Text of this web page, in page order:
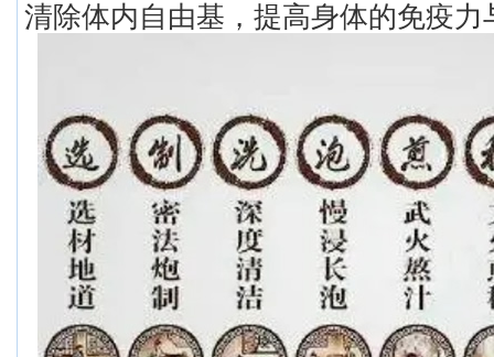
清除体内自由基，提高身体的免疫力